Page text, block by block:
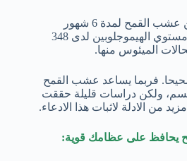
وبالمثل، فان تناول اونصه من عشب القمح لمدة 6 شهور
قادرة بشكل كبير على زيادة مستوي الهيموجلوبين لدى 348
الميئوس منها.
فربما يساعد عشب القمح
ولكن دراسات قليلة حققت
من الادلة لاثبات هذا الادعاء.
يحافظ على عظامك قوية: